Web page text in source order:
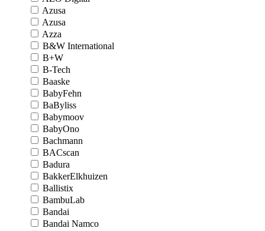
Azusa
Azusa
Azza
B&W International
B+W
B-Tech
Baaske
BabyFehn
BaByliss
Babymoov
BabyOno
Bachmann
BACscan
Badura
BakkerElkhuizen
Ballistix
BambuLab
Bandai
Bandai Namco